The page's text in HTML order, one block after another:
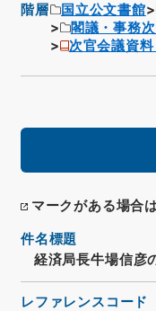
階層 国立公文書館
閣議・事務
次官会議資
マークがある場合
件名標題
経済局長牛場信彦
レファレンスコード